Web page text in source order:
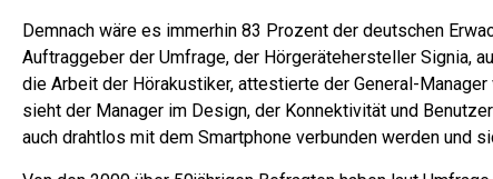
Demnach wäre es immerhin 83 Prozent der deutschen
Auftraggeber der Umfrage, der Hörgerätehersteller Signia,
die Arbeit der Hörakustiker, attestierte der General-
sieht der Manager im Design, der Konnektivität und
auch drahtlos mit dem Smartphone verbunden werden und